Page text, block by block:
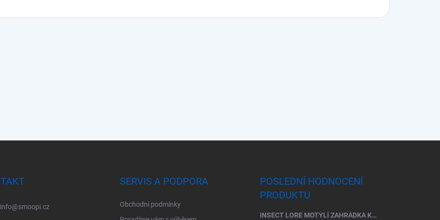
info@smoopi.cz
SERVIS A PODPORA
Obchodní podmínky
POSLEDNÍ HODNOCENÍ
PRODUKTU
INSECT LORE MOTÝLÍ ZAHRÁDKA KOMPLETNÍ ŠKOLNÍ SADA (33 HOUSENEK)